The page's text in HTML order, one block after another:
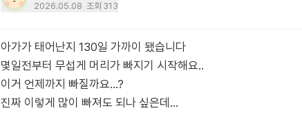
2026.05.08 조회 313
아가가 태어난지 130일 가까이 됐습니다
몇일전부터 무섭게 머리가 빠지기 시작해요..
이거 언제까지 빠질까요...?
진짜 이렇게 많이 빠져도 되나 싶은데...